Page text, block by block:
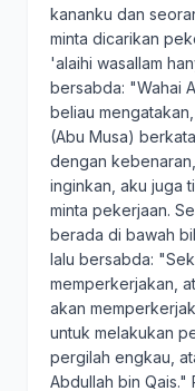
kananku dan
minta dicarikan
'alaihi wasallam
bersabda: "Wahai
beliau
(Abu Musa)
dengan
inginkan, aku juga
minta pekerjaan.
berada di bawah
lalu bersabda:
memperkerjakan,
akan
untuk melakukan
pergilah engkau,
Abdullah bin Qais."